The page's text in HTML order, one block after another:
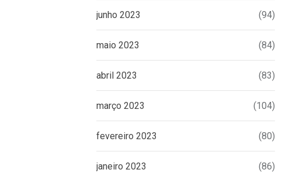
junho 2023 (94)
maio 2023 (84)
abril 2023 (83)
março 2023 (104)
fevereiro 2023 (80)
janeiro 2023 (86)